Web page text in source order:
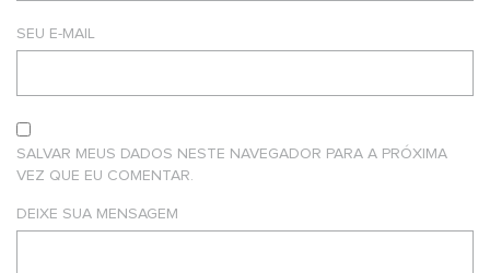
SEU E-MAIL
SALVAR MEUS DADOS NESTE NAVEGADOR PARA A PRÓXIMA
VEZ QUE EU COMENTAR.
DEIXE SUA MENSAGEM